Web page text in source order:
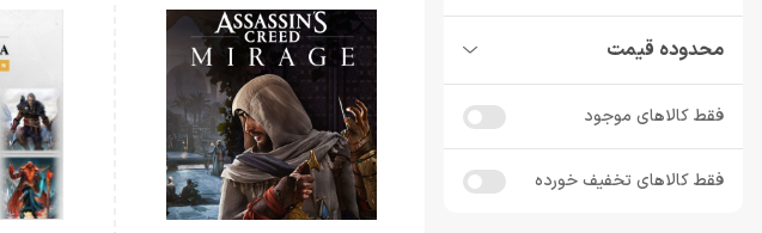
محدوده قیمت
فقط کالاهای موجود
فقط کالاهای تخفیف خورده